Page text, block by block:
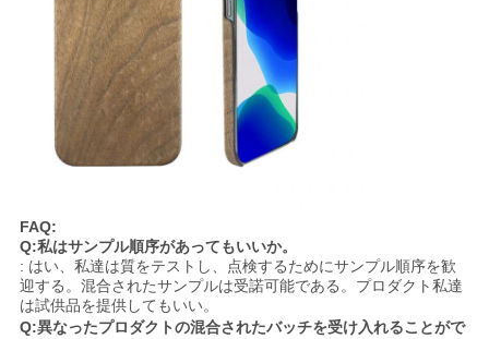
FAQ:
Q:私はサンプル順序があってもいいか。
: はい、私達は質をテストし、点検するためにサンプル順序を歓
迎する。混合されたサンプルは受諾可能である。プロダクト私達
は試供品を提供してもいい。
Q:異なったプロダクトの混合されたバッチを受け入れることがで